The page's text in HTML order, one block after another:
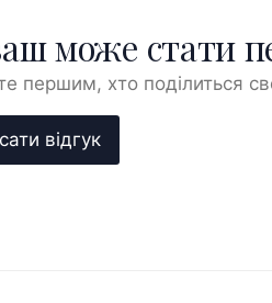
може стати
першим, хто поділиться